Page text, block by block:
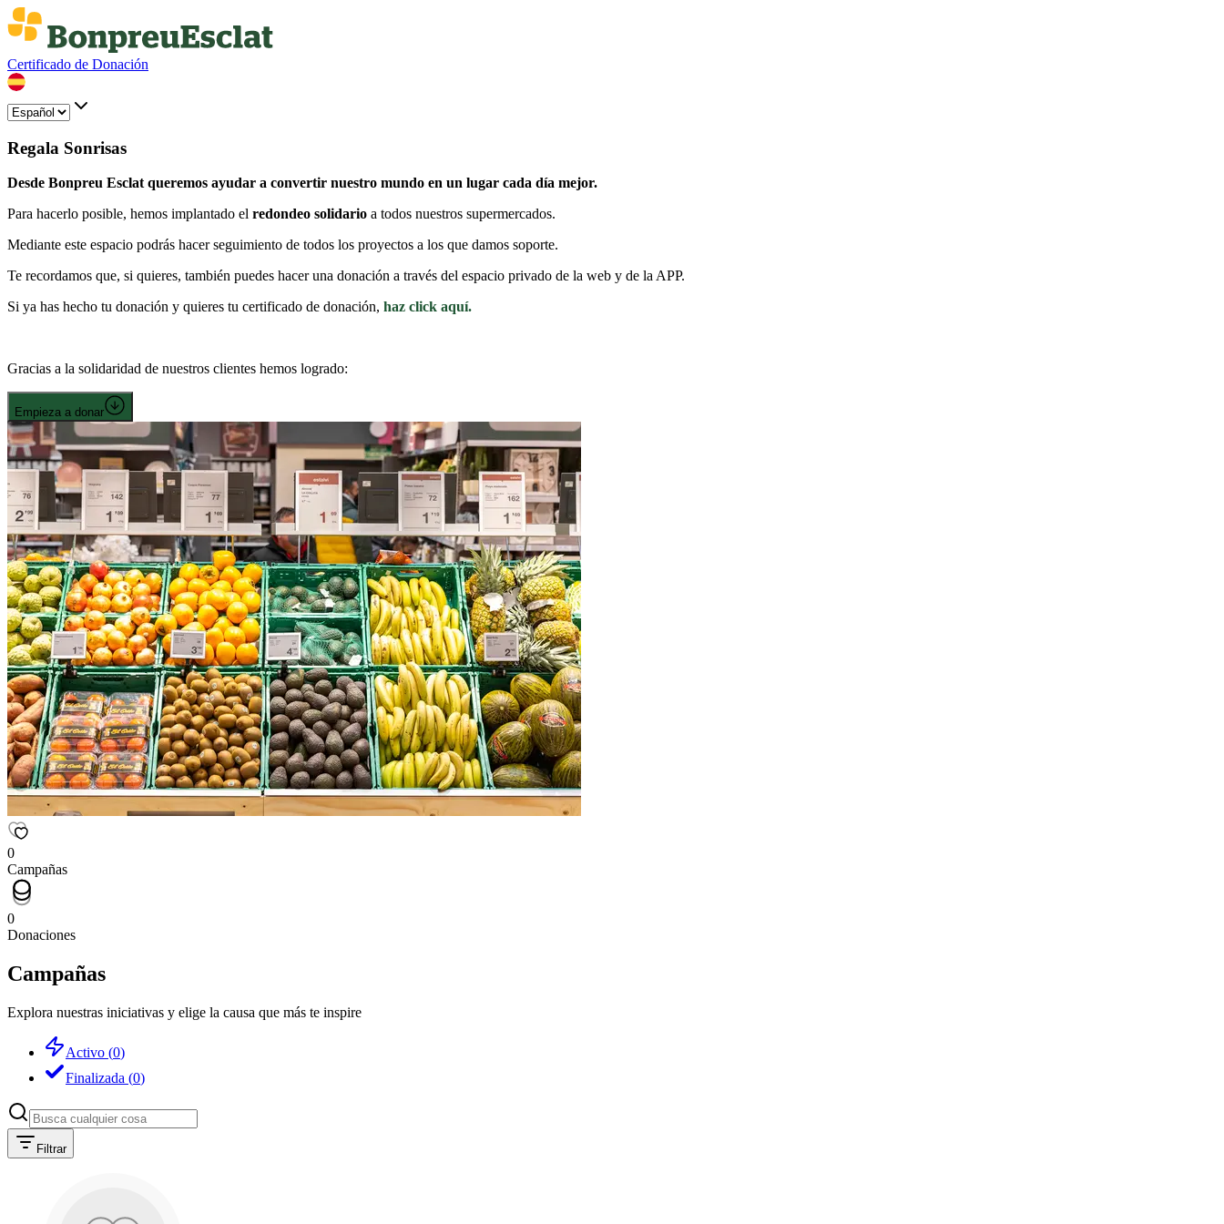
Certificado de Donación
Regala Sonrisas
Desde Bonpreu Esclat queremos ayudar a convertir nuestro mundo en un lugar cada día mejor.
Para hacerlo posible, hemos implantado el redondeo solidario a todos nuestros supermercados.
Mediante este espacio podrás hacer seguimiento de todos los proyectos a los que damos soporte.
Te recordamos que, si quieres, también puedes hacer una donación a través del espacio privado de la web y de la APP.
Si ya has hecho tu donación y quieres tu certificado de donación, haz click aquí.
Gracias a la solidaridad de nuestros clientes hemos logrado:
Empieza a donar
0
Campañas
0
Donaciones
Campañas
Explora nuestras iniciativas y elige la causa que más te inspire
Activo (0)
Finalizada (0)
Filtrar